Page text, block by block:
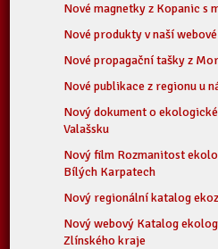
Nové magnetky z Kopanic s
Nové produkty v naší
Nové propagační tašky z
Nové publikace z regionu u
Nový dokument o
Valašsku
Nový film Rozmanitost
Bílých Karpatech
Nový regionální katalog
Nový webový Katalog
Zlínského kraje